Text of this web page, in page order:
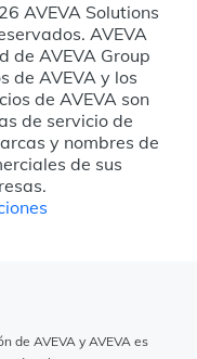
AVEVA Solutions
AVEVA
de AVEVA Group
de AVEVA y los
de AVEVA son
de servicio de
y nombres de
de sus
de AVEVA y AVEVA es